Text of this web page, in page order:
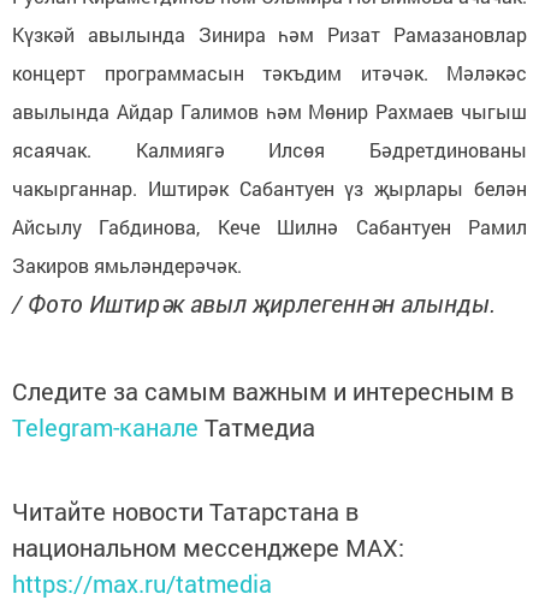
Күзкәй авылында Зинира һәм Ризат Рамазановлар
концерт программасын тәкъдим итәчәк. Мәләкәс
авылында Айдар Галимов һәм Мөнир Рахмаев чыгыш
ясаячак. Калмиягә Илсөя Бәдретдинованы
чакырганнар. Иштирәк Сабантуен үз җырлары белән
Айсылу Габдинова, Кече Шилнә Сабантуен Рамил
Закиров ямьләндерәчәк.
/ Фото Иштирәк авыл җирлегеннән алынды.
Следите за самым важным и интересным в
Telegram-канале Татмедиа
Читайте новости Татарстана в
национальном мессенджере MАХ:
https://max.ru/tatmedia